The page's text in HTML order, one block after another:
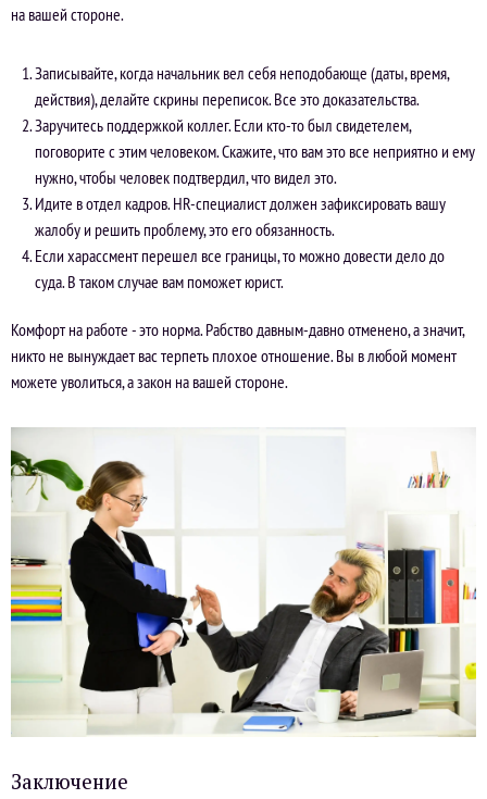
на вашей стороне.
Записывайте, когда начальник вел себя неподобающе (даты, время,
действия), делайте скрины переписок. Все это доказательства.
Заручитесь поддержкой коллег. Если кто-то был свидетелем,
поговорите с этим человеком. Скажите, что вам это все неприятно и ему
нужно, чтобы человек подтвердил, что видел это.
Идите в отдел кадров. HR-специалист должен зафиксировать вашу
жалобу и решить проблему, это его обязанность.
Если харассмент перешел все границы, то можно довести дело до
суда. В таком случае вам поможет юрист.
Комфорт на работе - это норма. Рабство давным-давно отменено, а значит,
никто не вынуждает вас терпеть плохое отношение. Вы в любой момент
можете уволиться, а закон на вашей стороне.
Заключение